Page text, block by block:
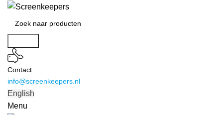
Contact
info@screenkeepers.nl
English
Menu